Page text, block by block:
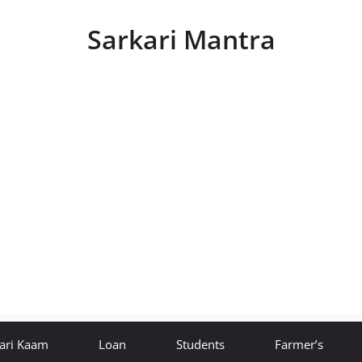
Sarkari Mantra
Kaam Loan Students Farmer’s